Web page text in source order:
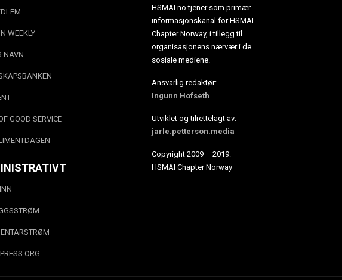
WEEKLY
NAVN
GOOD SERVICE
HSMAI.no tjener som primær
informasjonskanal for HSMAI
Chapter Norway, i tillegg til
organisasjonens nærvær i de
sosiale mediene.
Ansvarlig redaktør:
Ingunn Hofseth
Utviklet og tilrettelagt av:
jarle.petterson.media
Copyright 2009 – 2019:
HSMAI Chapter Norway